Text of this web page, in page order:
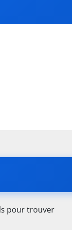
pour trouver